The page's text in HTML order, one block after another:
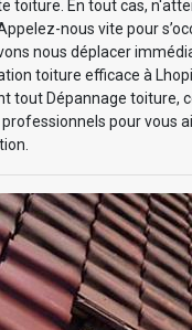
toiture. En tout cas,
nous vite pour
nous déplacer
toiture efficace à
tout Dépannage toiture,
pour vous